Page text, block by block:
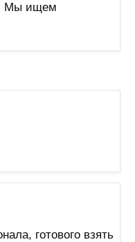
Мы ищем
готового взять